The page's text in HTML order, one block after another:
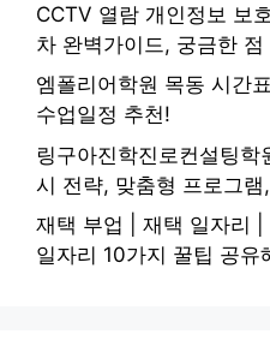
CCTV 열람 개인정보 보
차 완벽가이드, 궁금한
엠폴리어학원 목동 시간
수업일정 추천!
링구아진학진로컨설팅
시 전략, 맞춤형 프로그
재택 부업 | 재택 일자리 |
일자리 10가지 꿀팁 공유